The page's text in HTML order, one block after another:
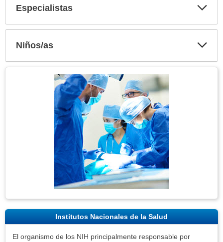
Especialistas
Niños/as
Institutos Nacionales de la Salud
El organismo de los NIH principalmente responsable por